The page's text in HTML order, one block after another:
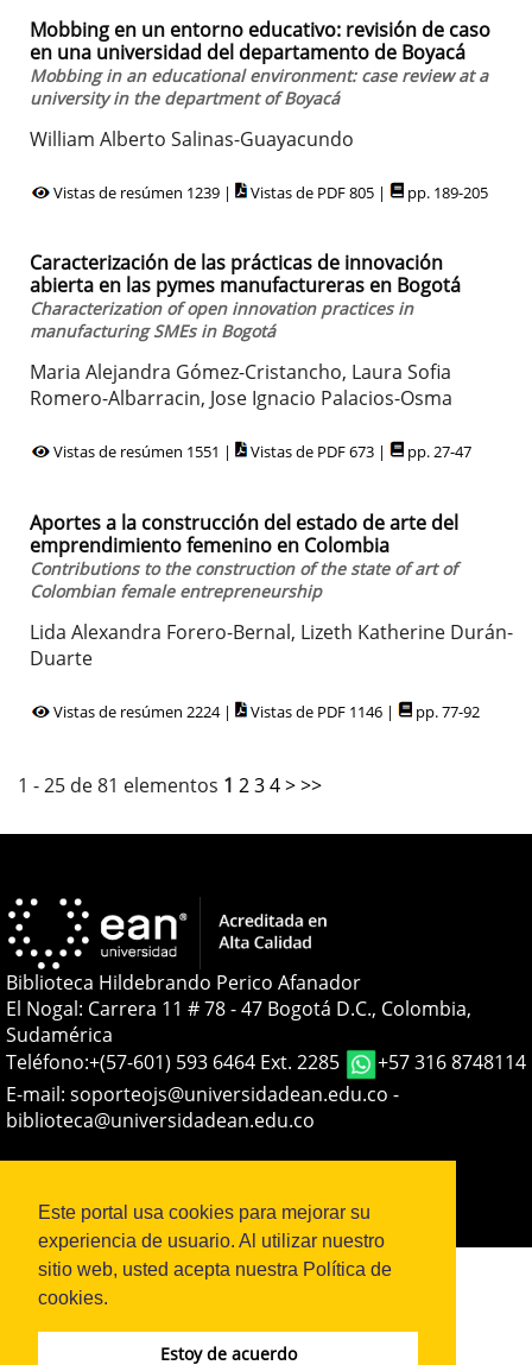
Este portal usa cookies para mejorar su
experiencia de usuario. Al utilizar nuestro
sitio web, usted acepta nuestra Política de
cookies.
Estoy de acuerdo
Mobbing en un entorno educativo: revisión de caso
en una universidad del departamento de Boyacá
Mobbing in an educational environment: case review at a
university in the department of Boyacá
William Alberto Salinas-Guayacundo
Vistas de resúmen 1239 | Vistas de PDF 805 | pp. 189-205
Caracterización de las prácticas de innovación
abierta en las pymes manufactureras en Bogotá
Characterization of open innovation practices in
manufacturing SMEs in Bogotá
Maria Alejandra Gómez-Cristancho, Laura Sofia
Romero-Albarracin, Jose Ignacio Palacios-Osma
Vistas de resúmen 1551 | Vistas de PDF 673 | pp. 27-47
Aportes a la construcción del estado de arte del
emprendimiento femenino en Colombia
Contributions to the construction of the state of art of
Colombian female entrepreneurship
Lida Alexandra Forero-Bernal, Lizeth Katherine Durán-
Duarte
Vistas de resúmen 2224 | Vistas de PDF 1146 | pp. 77-92
1 - 25 de 81 elementos 1 234>>>
Biblioteca Hildebrando Perico Afanador
El Nogal: Carrera 11 # 78 - 47 Bogotá D.C., Colombia,
Sudamérica
Teléfono:+(57-601) 593 6464 Ext. 2285
+57 316 8748114
E-mail: soporteojs@universidadean.edu.co -
biblioteca@universidadean.edu.co